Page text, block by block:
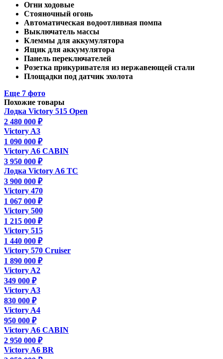
Огни ходовые
Стояночный огонь
Автоматическая водоотливная помпа
Выключатель массы
Клеммы для аккумулятора
Ящик для аккумулятора
Панель переключателей
Розетка прикуривателя из нержавеющей стали
Площадки под датчик эхолота
Еще 7 фото
Похожие товары
Лодка Victory 515 Open
2 480 000 ₽
Victory A3
1 090 000 ₽
Victory A6 CABIN
3 950 000 ₽
Лодка Victory A6 TC
3 900 000 ₽
Victory 470
1 067 000 ₽
Victory 500
1 215 000 ₽
Victory 515
1 440 000 ₽
Victory 570 Cruiser
1 890 000 ₽
Victory A2
349 000 ₽
Victory A3
830 000 ₽
Victory A4
950 000 ₽
Victory A6 CABIN
2 950 000 ₽
Victory A6 BR